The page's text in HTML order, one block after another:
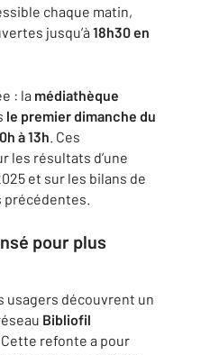
chaque matin,
jusqu’à 18h30 en
: la médiathèque
le premier dimanche du
à 13h. Ces
les résultats d’une
et sur les bilans de
précédentes.
pour plus
usagers découvrent un
Bibliofil
refonte a pour